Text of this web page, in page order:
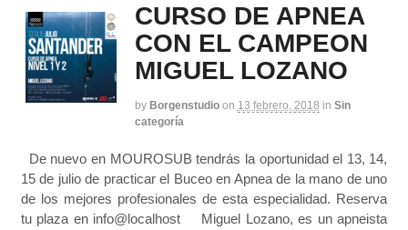
CURSO DE APNEA
CON EL CAMPEON
MIGUEL LOZANO
by Borgenstudio on 13 febrero, 2018 in Sin
categoría
De nuevo en MOUROSUB tendrás la oportunidad el 13, 14,
15 de julio de practicar el Buceo en Apnea de la mano de uno
de los mejores profesionales de esta especialidad. Reserva
tu plaza en info@localhost Miguel Lozano, es un apneista